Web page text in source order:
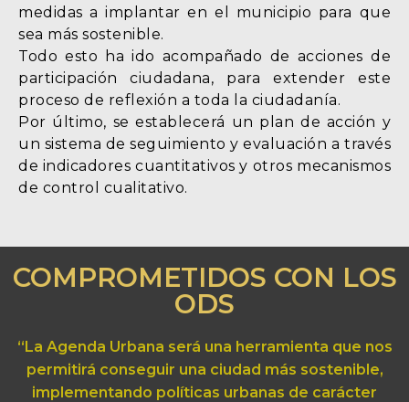
medidas a implantar en el municipio para que
sea más sostenible.
Todo esto ha ido acompañado de acciones de
participación ciudadana, para extender este
proceso de reflexión a toda la ciudadanía.
Por último, se establecerá un plan de acción y
un sistema de seguimiento y evaluación a través
de indicadores cuantitativos y otros mecanismos
de control cualitativo.
COMPROMETIDOS CON LOS
ODS
“La Agenda Urbana será una herramienta que nos
permitirá conseguir una ciudad más sostenible,
implementando políticas urbanas de carácter